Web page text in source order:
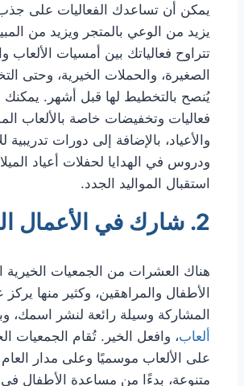
يمكن أن تساعدك الفعاليات على
يزيد من الوعي بالمتجر ويزيد من
تتراوح فعالياتك بين أمسيات الألعاب
الصغيرة، والحملات الخيرية، وحتى
يُنصح بالتخطيط لها قبل أشهر. يمكنك
فعاليات وتخفيضات خاصة بالألعاب
والأعياد، بالإضافة إلى دورات تدريبية
ودروس في الهدايا لحفلات أعياد
استقبال المواليد الجدد.
2. شارك في الأعمال الخيرية
هناك العشرات من الجمعيات الخيرية
الأطفال والمراهقين، وكثير منها يركز
المشاركة وسيلة رائعة لنشر اسمك،
ألعاب، وافعل الخير. تُقام الجمعيات
على الألعاب موسميًا وعلى مدار
متنوعة، بدءًا من مساعدة الأطفال